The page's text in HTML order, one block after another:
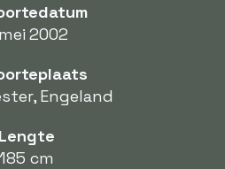
2002
Engeland
Lengte
185 cm